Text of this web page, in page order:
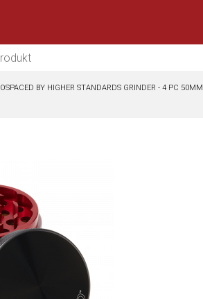
BY HIGHER STANDARDS GRINDER - 4 PC 50MM